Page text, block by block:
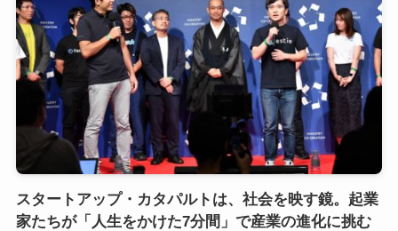
スタートアップ・カタパルトは、社会を映す鏡。起業
家たちが「人生をかけた7分間」で産業の進化に挑む